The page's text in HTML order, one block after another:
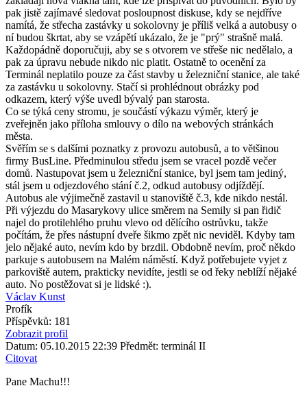
pak jistě zajímavé sledovat posloupnost diskuse, kdy se nejdříve
namítá, že střecha zastávky u sokolovny je příliš velká a autobusy o
ní budou škrtat, aby se vzápětí ukázalo, že je "prý" strašně malá.
Každopádně doporučuji, aby se s otvorem ve střeše nic nedělalo, a
pak za úpravu nebude nikdo nic platit. Ostatně to ocenění za
Terminál neplatilo pouze za část stavby u železniční stanice, ale také
za zastávku u sokolovny. Stačí si prohlédnout obrázky pod
odkazem, který výše uvedl bývalý pan starosta.
Co se týká ceny stromu, je součástí výkazu výměr, který je
zveřejněn jako příloha smlouvy o dílo na webových stránkách
města.
Svěřím se s dalšími poznatky z provozu autobusů, a to většinou
firmy BusLine. Předminulou středu jsem se vracel pozdě večer
domů. Nastupovat jsem u železniční stanice, byl jsem tam jediný,
stál jsem u odjezdového stání č.2, odkud autobusy odjíždějí.
Autobus ale výjimečně zastavil u stanoviště č.3, kde nikdo nestál.
Při výjezdu do Masarykovy ulice směrem na Semily si pan řidič
najel do protilehlého pruhu vlevo od dělícího ostrůvku, takže
počítám, že přes nástupní dveře šikmo zpět nic neviděl. Kdyby tam
jelo nějaké auto, nevím kdo by brzdil. Obdobně nevím, proč někdo
parkuje s autobusem na Malém náměstí. Když potřebujete vyjet z
parkoviště autem, prakticky nevidíte, jestli se od řeky neblíží nějaké
auto. No postěžovat si je lidské :).
Václav Kunst
Profík
Příspěvků: 181
Zobrazit profil
Datum: 05.10.2015 22:39 Předmět: terminál II
Citovat
Pane Machu!!!